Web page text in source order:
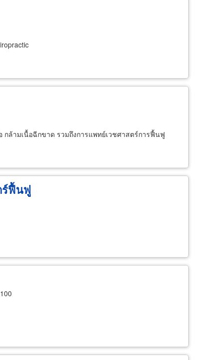
ล้ามเนื้อฉีกขาด รวมถึงการแพทย์เวชศาสตร์การฟื้นฟู
ร์ฟื้นฟู